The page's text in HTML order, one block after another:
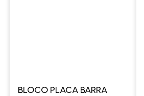
BLOCO PLACA BARRA